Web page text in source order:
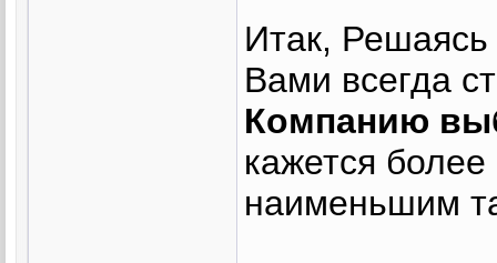
Итак, Решаясь
Вами всегда
Компанию
кажется
наименьшим